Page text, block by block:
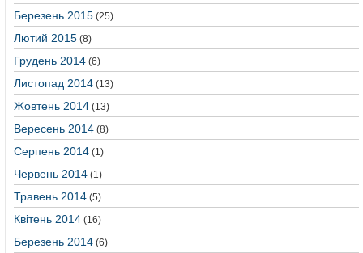
Березень 2015 (25)
Лютий 2015 (8)
Грудень 2014 (6)
Листопад 2014 (13)
Жовтень 2014 (13)
Вересень 2014 (8)
Серпень 2014 (1)
Червень 2014 (1)
Травень 2014 (5)
Квітень 2014 (16)
Березень 2014 (6)